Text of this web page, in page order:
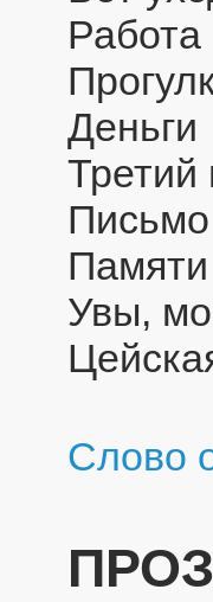
Работа
Деньги
Третий
Письмо
Увы,
Слово